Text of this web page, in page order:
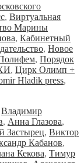
, Виртуальная
Марины
, Кабинетный
, Новое
, Порядок
, Цирк Олимп +
Hladik press,
Владимир
, Анна Глазова,
Застырец, Виктор
Кабанов,
Кекова, Тимур